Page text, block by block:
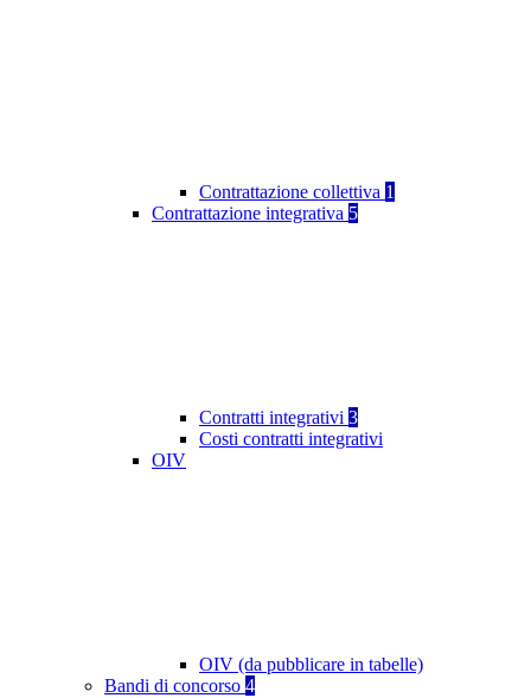
Contrattazione collettiva 1
Contrattazione integrativa 5
Contratti integrativi 3
Costi contratti integrativi
OIV
OIV (da pubblicare in tabelle)
Bandi di concorso 4